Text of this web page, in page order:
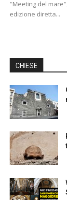
"Meeting del
edizione diretta...
CHIESE